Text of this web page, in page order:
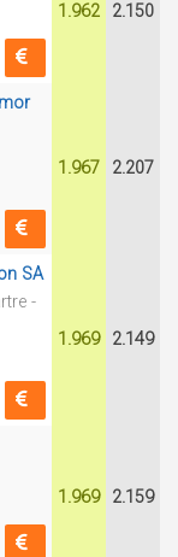
1.962 2.150
1.967 2.207
SA
-
1.969 2.149
1.969 2.159